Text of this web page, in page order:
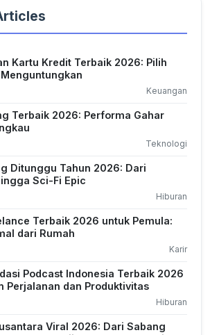
Kartu Kredit Terbaik 2026: Pilih
Keuangan
Terbaik 2026: Performa Gahar
Teknologi
Ditunggu Tahun 2026: Dari
Sci-Fi Epic
Hiburan
Terbaik 2026 untuk Pemula:
dari Rumah
Karir
Podcast Indonesia Terbaik 2026
Perjalanan dan Produktivitas
Hiburan
Viral 2026: Dari Sabang